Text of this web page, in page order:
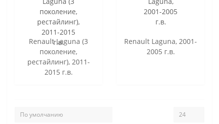
Renault Laguna (3
поколение,
рестайлинг), 2011-
2015 г.в.
Renault Laguna, 2001-
2005 г.в.